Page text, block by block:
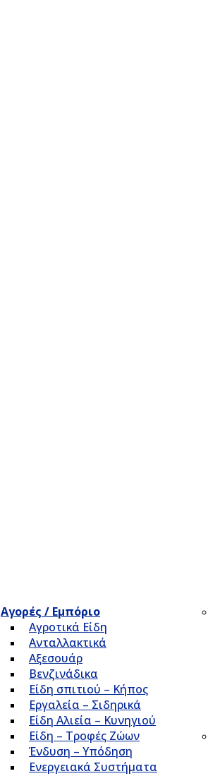
Αγορές / Εμπόριο
Αγροτικά Είδη
Ανταλλακτικά
Αξεσουάρ
Βενζινάδικα
Είδη σπιτιού – Κήπος
Εργαλεία – Σιδηρικά
Είδη Αλιεία – Κυνηγιού
Είδη – Τροφές Ζώων
Ένδυση – Υπόδηση
Ενεργειακά Συστήματα